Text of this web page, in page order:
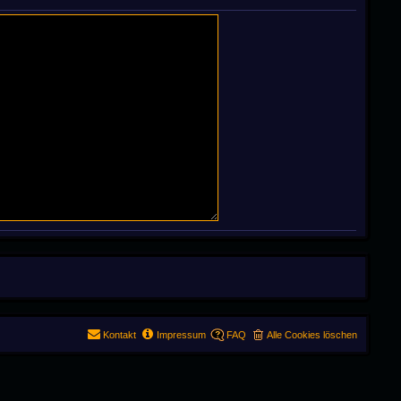
Alle Cookies löschen
FAQ
Impressum
Kontakt